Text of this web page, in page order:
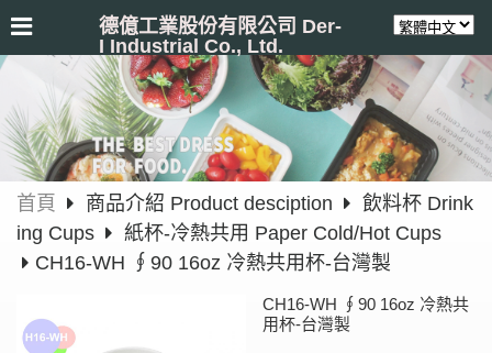
德億工業股份有限公司 Der-
I Industrial Co., Ltd.
首頁 商品介紹 Product desciption
飲料杯 Drink
ing Cups
紙杯-冷熱共用 Paper Cold/Hot Cups
CH16-WH ∮90 16oz 冷熱共用杯-台灣製
CH16-WH ∮90 16oz 冷熱共
用杯-台灣製